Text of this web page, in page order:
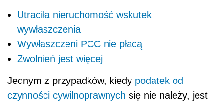
Utraciła nieruchomość wskutek
wywłaszczenia
Wywłaszczeni PCC nie płacą
Zwolnień jest więcej
Jednym z przypadków, kiedy podatek od
czynności cywilnoprawnych się nie należy, jest